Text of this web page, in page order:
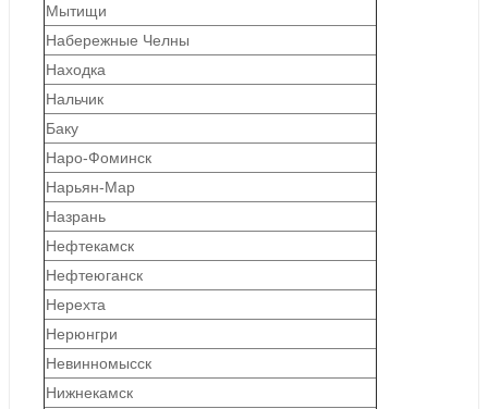
Мытищи
Набережные Челны
Находка
Нальчик
Баку
Наро-Фоминск
Нарьян-Мар
Назрань
Нефтекамск
Нефтеюганск
Нерехта
Нерюнгри
Невинномысск
Нижнекамск